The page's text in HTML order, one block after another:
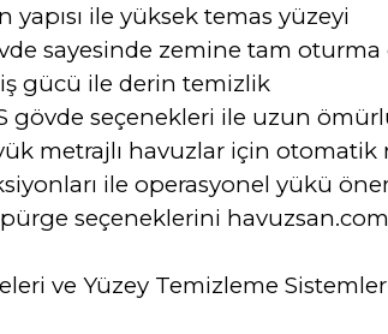
yapısı ile yüksek temas yüzeyi
sayesinde zemine tam
gücü ile derin temizlik
gövde seçenekleri ile uzun
metrajlı havuzlar için
ile operasyonel yükü
seçeneklerini
ve Yüzey Temizleme